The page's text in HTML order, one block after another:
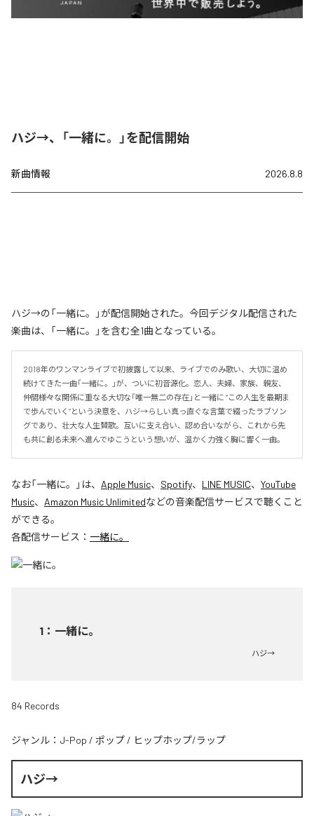
ハジ→、「一緒に。」を配信開始
新曲情報 2026.8.8
ハジ→の「一緒に。」が配信開始された。今回デジタル配信された
楽曲は、「一緒に。」を含む全1曲となっている。
2018年のワンマンライブで初披露して以来、ライブでのみ歌い、大切に温め
続けてきた一曲「一緒に。」が、ついに初音源化。恋人、夫婦、家族、親友、
仲間――様々な関係に重なる大切な「唯一無二の存在」と一緒に “この人生を最期ま
で歩んでいく”という決意を、ハジ→らしい真っ直ぐな言葉で綴ったラブソン
グであり、壮大な人生賛歌。互いに支え合い、認め合いながら、これから先
も共に創る未来へ進んでゆこうという想いが、温かく力強く胸に響く一曲。
なお「一緒に。 」は、 Apple Music、 Spotify、 LINE MUSIC、 YouTube
Music、 Amazon Music Unlimitedなどの音楽配信サービスで聴くこと
ができる。
各配信サービス： 一緒に。
1 ： 一緒に。
ハジ→
84 Records
ジャンル： J-Pop / ポップ / ヒップホップ/ラップ
ハジ→